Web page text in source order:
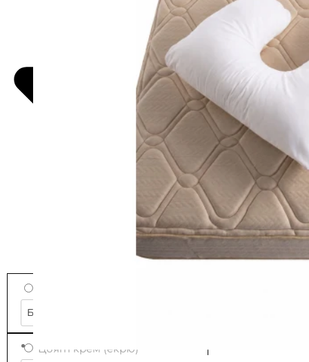
Бял памучен сатен
Цвят крем (екрю)